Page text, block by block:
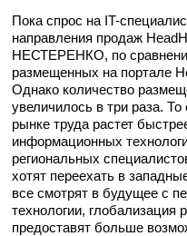
Пока спрос на IT-
направления продаж
НЕСТЕРЕНКО, по
размещенных на портале
Однако количество
увеличилось в три раза.
рынке труда растет
информационных
региональных
хотят переехать в
все смотрят в будущее с
технологии, глобализация
предоставят больше